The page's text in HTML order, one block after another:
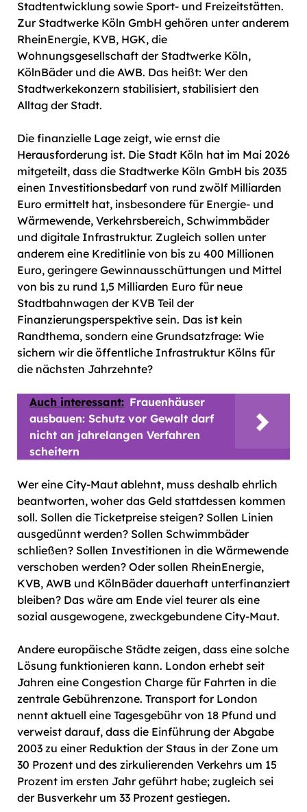
Stadtentwicklung sowie Sport- und Freizeitstätten.
Zur Stadtwerke Köln GmbH gehören unter anderem
RheinEnergie, KVB, HGK, die
Wohnungsgesellschaft der Stadtwerke Köln,
KölnBäder und die AWB. Das heißt: Wer den
Stadtwerkekonzern stabilisiert, stabilisiert den
Alltag der Stadt.
Die finanzielle Lage zeigt, wie ernst die
Herausforderung ist. Die Stadt Köln hat im Mai 2026
mitgeteilt, dass die Stadtwerke Köln GmbH bis 2035
einen Investitionsbedarf von rund zwölf Milliarden
Euro ermittelt hat, insbesondere für Energie- und
Wärmewende, Verkehrsbereich, Schwimmbäder
und digitale Infrastruktur. Zugleich sollen unter
anderem eine Kreditlinie von bis zu 400 Millionen
Euro, geringere Gewinnausschüttungen und Mittel
von bis zu rund 1,5 Milliarden Euro für neue
Stadtbahnwagen der KVB Teil der
Finanzierungsperspektive sein. Das ist kein
Randthema, sondern eine Grundsatzfrage: Wie
sichern wir die öffentliche Infrastruktur Kölns für
die nächsten Jahrzehnte?
Auch interessant: Frauenhäuser
ausbauen: Schutz vor Gewalt darf
nicht an jahrelangen Verfahren
scheitern
Wer eine City-Maut ablehnt, muss deshalb ehrlich
beantworten, woher das Geld stattdessen kommen
soll. Sollen die Ticketpreise steigen? Sollen Linien
ausgedünnt werden? Sollen Schwimmbäder
schließen? Sollen Investitionen in die Wärmewende
verschoben werden? Oder sollen RheinEnergie,
KVB, AWB und KölnBäder dauerhaft unterfinanziert
bleiben? Das wäre am Ende viel teurer als eine
sozial ausgewogene, zweckgebundene City-Maut.
Andere europäische Städte zeigen, dass eine solche
Lösung funktionieren kann. London erhebt seit
Jahren eine Congestion Charge für Fahrten in die
zentrale Gebührenzone. Transport for London
nennt aktuell eine Tagesgebühr von 18 Pfund und
verweist darauf, dass die Einführung der Abgabe
2003 zu einer Reduktion der Staus in der Zone um
30 Prozent und des zirkulierenden Verkehrs um 15
Prozent im ersten Jahr geführt habe; zugleich sei
der Busverkehr um 33 Prozent gestiegen.